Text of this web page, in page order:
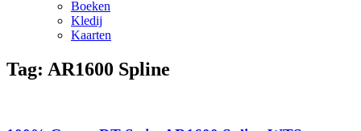
Boeken
Kledij
Kaarten
Tag: AR1600 Spline